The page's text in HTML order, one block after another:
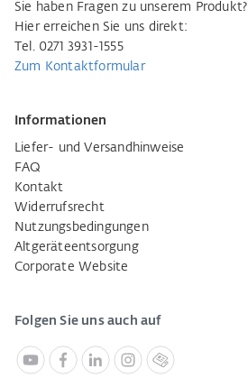
Sie haben Fragen zu unserem Produkt?
Hier erreichen Sie uns direkt:
Tel. 0271 3931-1555
Zum Kontaktformular
Informationen
Liefer- und Versandhinweise
FAQ
Kontakt
Widerrufsrecht
Nutzungsbedingungen
Altgeräteentsorgung
Corporate Website
Folgen Sie uns auch auf